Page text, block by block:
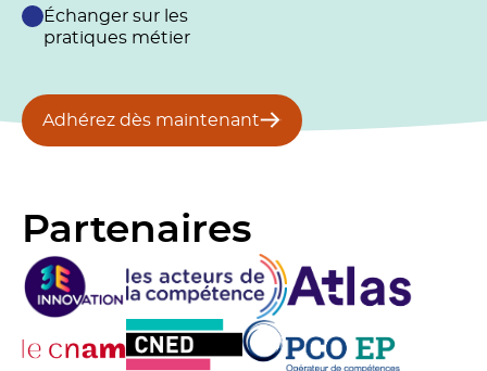
Échanger sur les
pratiques métier
Adhérez dès maintenant
Partenaires